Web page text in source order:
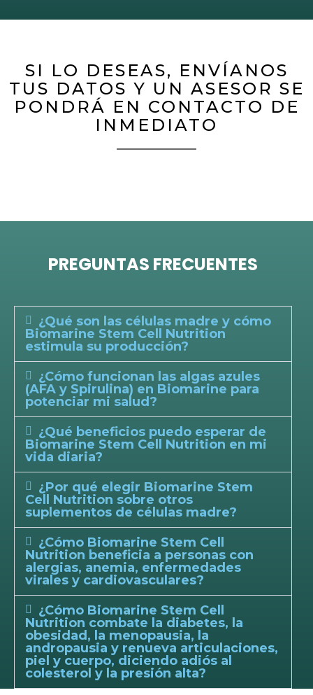
SI LO DESEAS, ENVÍANOS
TUS DATOS Y UN ASESOR SE
PONDRÁ EN CONTACTO DE
INMEDIATO
PREGUNTAS FRECUENTES
¿Qué son las células madre y cómo
Biomarine Stem Cell Nutrition
estimula su producción?
¿Cómo funcionan las algas azules
(AFA y Spirulina) en Biomarine para
potenciar mi salud?
¿Qué beneficios puedo esperar de
Biomarine Stem Cell Nutrition en mi
vida diaria?
¿Por qué elegir Biomarine Stem
Cell Nutrition sobre otros
suplementos de células madre?
¿Cómo Biomarine Stem Cell
Nutrition beneficia a personas con
alergias, anemia, enfermedades
virales y cardiovasculares?
¿Cómo Biomarine Stem Cell
Nutrition combate la diabetes, la
obesidad, la menopausia, la
andropausia y renueva articulaciones,
piel y cuerpo, diciendo adiós al
colesterol y la presión alta?